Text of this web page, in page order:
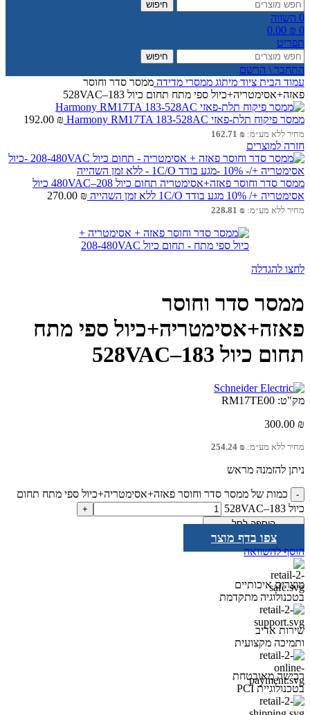
חיפוש
0 השווה
0
0.00 ₪
תפריט
חיפוש
התחבר \ הרשם
עמוד הבית ציוד מיתוג ממסרי מדידה ממסר סדר וחוסר
פאזה+אסימטריה+כיול ספי מתח תחום כיול 183–528VAC
ממסר פיקוח תלת-פאזי Harmony RM17TA 183-528AC 192.00 ₪
מחיר ללא מע״מ: 162.71 ₪
חזרה למוצרים
ממסר סדר וחוסר פאזה+אסימטריה תחום כיול 208–480VAC כיול
אסימטריה +/ 10% מגע בודד 1C/O ללא זמן השהייה
270.00 ₪
מחיר ללא מע״מ: 228.81 ₪
לחצו להגדלה
ממסר סדר וחוסר
פאזה+אסימטריה+כיול ספי מתח
תחום כיול 183–528VAC
מק"ט: RM17TE00
300.00 ₪
מחיר ללא מע״מ: 254.24 ₪
ניתן להזמנה מראש
כמות של ממסר סדר וחוסר פאזה+אסימטריה+כיול ספי מתח תחום
כיול 183–528VAC
הוספה לסל
צפו בדף מוצר
הוסף להשוואה
מוצרים איכותיים
בטכנולוגיה מתקדמת
שירות אדיב
ותמיכה מקצועית
רכישה מאובטחת
בטכנולוגיית PCI